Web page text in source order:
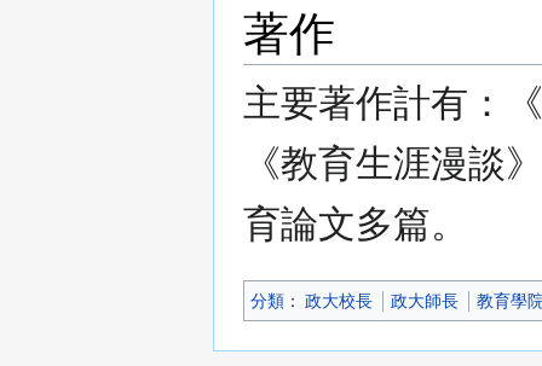
著作
主要著作計有：
《教育生涯漫談
育論文多篇。
分類 ：​ 政大校長 政大師長 教育學